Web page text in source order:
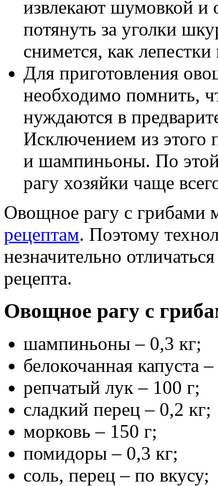
извлекают шумовкой и
потянуть за уголки
снимется, как лепестки
Для приготовления
необходимо помнить,
нуждаются в
Исключением из этого
и шампиньоны. По этой
рагу хозяйки чаще
Овощное рагу с грибами
рецептам. Поэтому
незначительно
рецепта.
Овощное рагу с
шампиньоны – 0,3 кг;
белокочанная капуста
репчатый лук – 100 г;
сладкий перец – 0,2 кг;
морковь – 150 г;
помидоры – 0,3 кг;
соль, перец – по вкусу;